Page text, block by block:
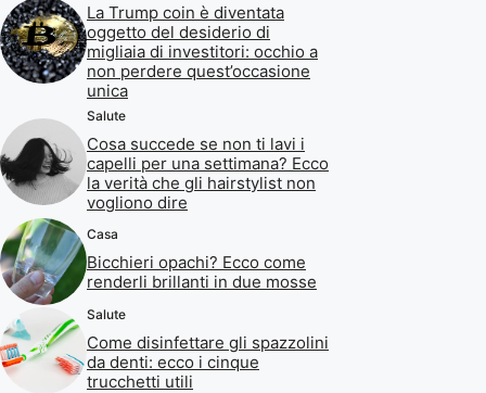
La Trump coin è diventata
oggetto del desiderio di
migliaia di investitori: occhio a
non perdere quest’occasione
unica
Salute
Cosa succede se non ti lavi i
capelli per una settimana? Ecco
la verità che gli hairstylist non
vogliono dire
Casa
Bicchieri opachi? Ecco come
renderli brillanti in due mosse
Salute
Come disinfettare gli spazzolini
da denti: ecco i cinque
trucchetti utili